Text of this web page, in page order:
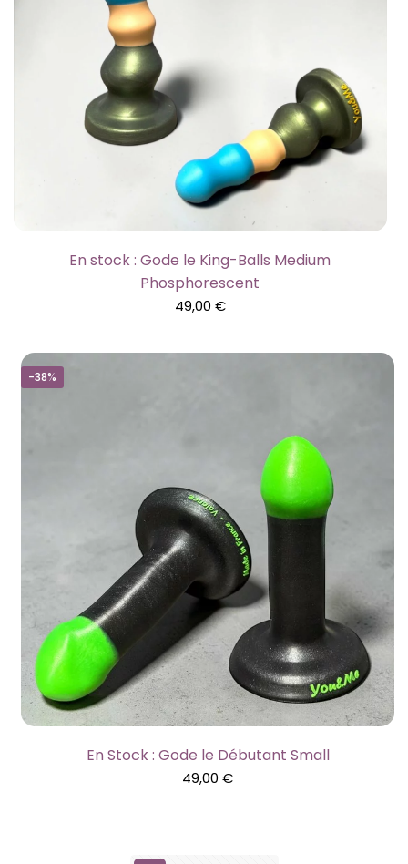
En stock : Gode le King-Balls Medium
Phosphorescent
49,00 €
-38%
En Stock : Gode le Débutant Small
49,00€